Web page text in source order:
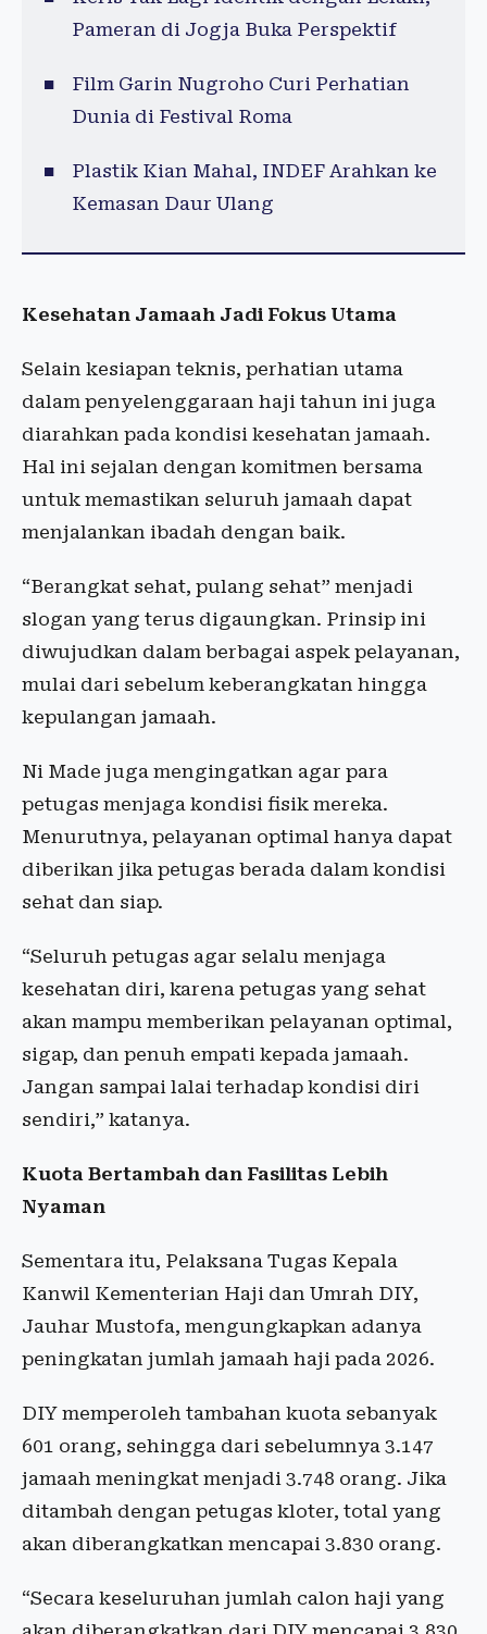
Pameran di Jogja Buka Perspektif
Film Garin Nugroho Curi Perhatian
Dunia di Festival Roma
Plastik Kian Mahal, INDEF Arahkan ke
Kemasan Daur Ulang
Kesehatan Jamaah Jadi Fokus Utama
Selain kesiapan teknis, perhatian utama
dalam penyelenggaraan haji tahun ini juga
diarahkan pada kondisi kesehatan jamaah.
Hal ini sejalan dengan komitmen bersama
untuk memastikan seluruh jamaah dapat
menjalankan ibadah dengan baik.
“Berangkat sehat, pulang sehat” menjadi
slogan yang terus digaungkan. Prinsip ini
diwujudkan dalam berbagai aspek pelayanan,
mulai dari sebelum keberangkatan hingga
kepulangan jamaah.
Ni Made juga mengingatkan agar para
petugas menjaga kondisi fisik mereka.
Menurutnya, pelayanan optimal hanya dapat
diberikan jika petugas berada dalam kondisi
sehat dan siap.
“Seluruh petugas agar selalu menjaga
kesehatan diri, karena petugas yang sehat
akan mampu memberikan pelayanan optimal,
sigap, dan penuh empati kepada jamaah.
Jangan sampai lalai terhadap kondisi diri
sendiri,” katanya.
Kuota Bertambah dan Fasilitas Lebih
Nyaman
Sementara itu, Pelaksana Tugas Kepala
Kanwil Kementerian Haji dan Umrah DIY,
Jauhar Mustofa, mengungkapkan adanya
peningkatan jumlah jamaah haji pada 2026.
DIY memperoleh tambahan kuota sebanyak
601 orang, sehingga dari sebelumnya 3.147
jamaah meningkat menjadi 3.748 orang. Jika
ditambah dengan petugas kloter, total yang
akan diberangkatkan mencapai 3.830 orang.
“Secara keseluruhan jumlah calon haji yang